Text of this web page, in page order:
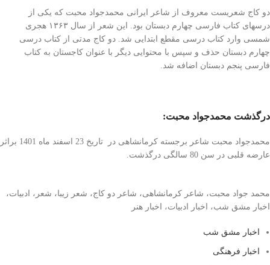
دو کاج شعریست معروف از شاعر ایرانی محمدجواد محبت که یکی از
درسهای کتاب فارسی چهارم دبستان بود. این شعر از سال ۱۳۶۳ هجری
شمسی وارد کتاب درسی مقطع ابتدایی شد. دو کاج مدتی از کتاب درسی
چهارم دبستان حذف و سپس با محتوایی دیگر با عنوان کاجستان به کتاب
فارسی پنجم دبستان اضافه شد.
درگذشت محمدجواد محبت:
محمدجواد محبت شاعر برجسته کرمانشاهی در تاریخ 23 اسفند ماه 1401 براثر
عارضه قلبی در سن 80 سالگی درگذشت.
محمد جواد محبت، شاعر کرمانشاهی، شاعر دو کاج، شعر زیبا، شعر، ادبیات،
اخبار مشق شب، اخبار ادبیات، اخبار هنر
اخبار مشق شب
اخبار فرهنگی